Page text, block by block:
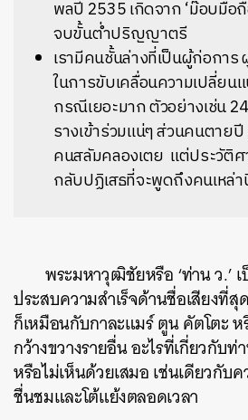
พลปี 2535 เกิดจาก ‘ม๊อบมือ
จบขั้นต่ำปริญญาตรี
เรามีคนชั้นล่างที่เป็นผู้ก่อกา
ในการขับเคลื่อนความเปลี่ยน
กรณีเยอะมาก ตัวอย่างเช่น
รางเข้าร่วมแน่ๆ ส่วนคนตาย
คนสลัมคลองเตย แต่ประวัติ
กลับปฏิเสธที่จะพูดถึงคนเหล่า
พระมหาวุฒิชัยหรือ ‘ท่าน ว.’
ประสบความสำเร็จด้านชื่อเสียงที่
ก็เหมือนกับกาละแมร์ ตูน คัตโตะ
กว้างขวางรายอื่น อะไรที่เกี่ยวกั
หรือไม่เห็นด้วยเสมอ เช่นเดียวกับ
ชื่นชมและโต้แย้งตลอดเวลา